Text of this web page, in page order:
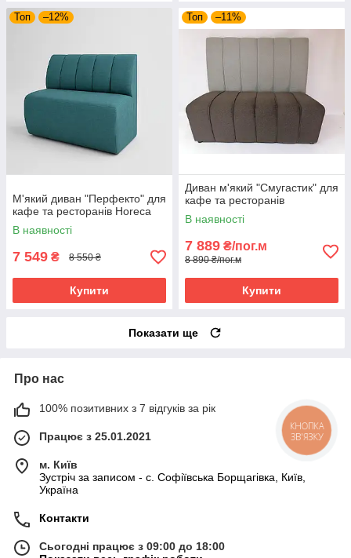
Топ –12%
М'який диван "Перфекто" для
кафе та ресторанів Horeca
В наявності
7 549 ₴ 8 550 ₴
Купити
Топ –11%
Диван м'який "Смугастик" для
кафе та ресторанів
В наявності
7 889 ₴/пог.м
8 890 ₴/пог.м
Купити
Показати ще
Про нас
100% позитивних з 7 відгуків за рік
Працює з 25.01.2021
м. Київ
Зустріч за записом - с. Софіївська Борщагівка, Київ,
Україна
Контакти
Сьогодні працює з 09:00 до 18:00
КНОПКА
ЗВ'ЯЗКУ